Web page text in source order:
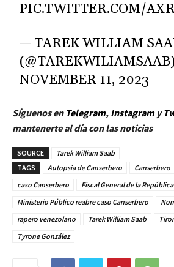
PIC.TWITTER.COM/
— TAREK WILLIAM
NOVEMBER 11, 2023
Síguenos en Telegram, Instagramy
mantenerte al día con las noticias
SOURCE
Tarek William Saab
TAGS
Autopsia de Canserbero Canserbero
caso Canserbero
Fiscal General de la República
Ministerio Público reabre caso Canserbero
rapero venezolano
Tarek William Saab
Tyrone González